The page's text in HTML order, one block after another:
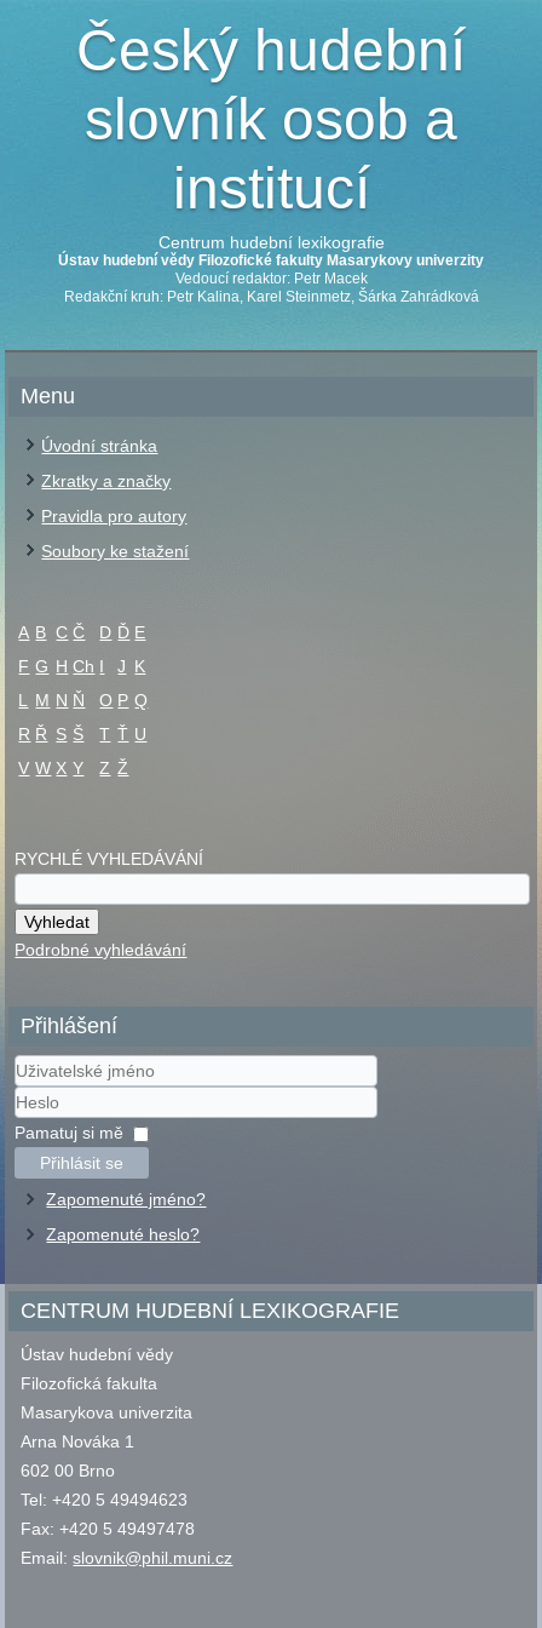
Český hudební
slovník osob a
institucí
Centrum hudební lexikografie
Ústav hudební vědy Filozofické fakulty Masarykovy univerzity
Vedoucí redaktor: Petr Macek
Redakční kruh: Petr Kalina, Karel Steinmetz, Šárka Zahrádková
Menu
Úvodní stránka
Zkratky a značky
Pravidla pro autory
Soubory ke stažení
A B C Č D Ď E
F G H Ch I J K
L
M N Ň O P Q
R Ř S Š T Ť U
V W X Y Z Ž
RYCHLÉ VYHLEDÁVÁNÍ
Podrobné vyhledávání
Přihlášení
Uživatelské
jméno
Heslo
Pamatuj si mě
Přihlásit se
Zapomenuté jméno?
Zapomenuté heslo?
CENTRUM HUDEBNÍ LEXIKOGRAFIE
Ústav hudební vědy
Filozofická fakulta
Masarykova univerzita
Arna Nováka 1
602 00 Brno
Tel: +420 5 49494623
Fax: +420 5 49497478
Email:slovnik@phil.muni.cz